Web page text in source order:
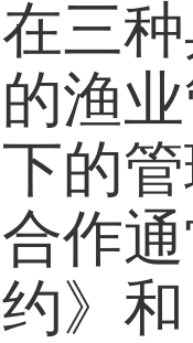
三
渔
的
作
》